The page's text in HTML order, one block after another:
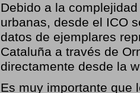
Debido a la
urbanas, desde el ICO
datos de ejemplares
Cataluña a través de
directamente desde la
Es muy importante que